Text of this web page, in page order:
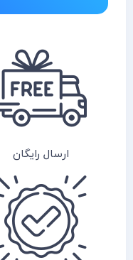
ارسال رایگان